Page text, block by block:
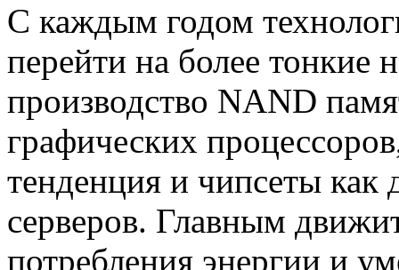
С каждым годом
перейти на более тонкие
производство NAND
графических
тенденция и чипсеты
серверов. Главным
потребления энергии и